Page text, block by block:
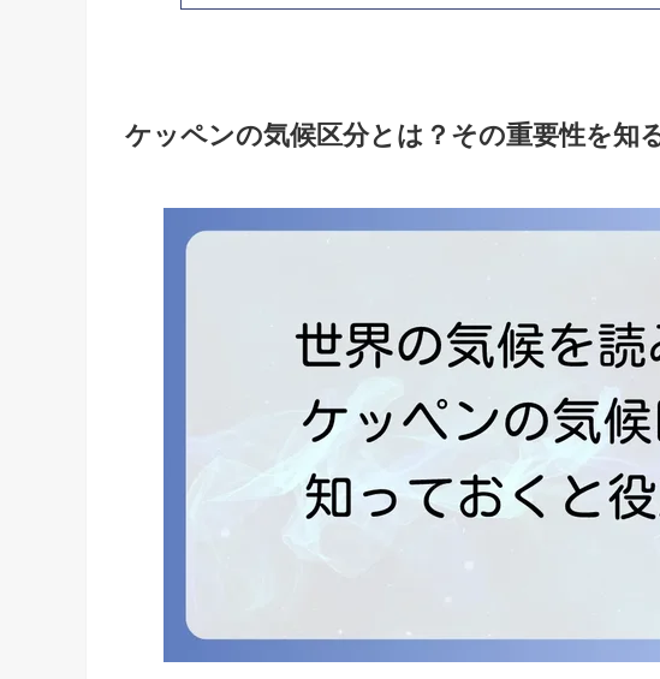
ケッペンの気候区分とは？その重要性を知